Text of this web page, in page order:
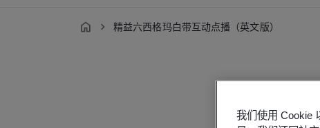
精益六西格玛白带互动点播（英文版）
我们使用 Cookie